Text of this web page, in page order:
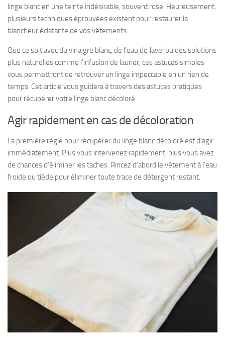
linge blanc en une teinte indésirable, souvent rose. Heureusement,
plusieurs techniques éprouvées existent pour restaurer la
blancheur éclatante de vos vêtements.
Que ce soit avec du vinaigre blanc, de l’eau de Javel ou des solutions
plus naturelles comme l’infusion de laurier, ces astuces simples
vous permettront de retrouver un linge impeccable en un rien de
temps. Cet article vous guidera à travers des astuces pratiques
pour récupérer votre linge blanc décoloré.
Agir rapidement en cas de décoloration
La première règle pour récupérer du linge blanc décoloré est d’agir
immédiatement. Plus vous intervenez rapidement, plus vous avez
de chances d’éliminer les taches. Rincez d’abord le vêtement à l’eau
froide ou tiède pour éliminer toute trace de détergent restant.